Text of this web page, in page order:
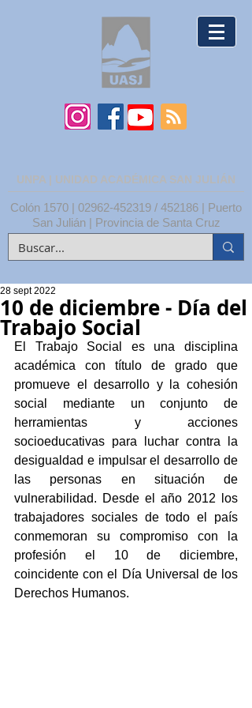
UNPA | UNIDAD ACADÉMICA SAN JULIÁN
Colón 1570 | 02962-452319 / 452186 | Puerto
San Julián | Provincia de Santa Cruz
10 de diciembre - Día del
Trabajo Social
28 sept 2022
El Trabajo Social es una disciplina
académica con título de grado que
promueve el desarrollo y la cohesión
social mediante un conjunto de
herramientas y acciones
socioeducativas para luchar contra la
desigualdad e impulsar el desarrollo de
las personas en situación de
vulnerabilidad. Desde el año 2012 los
trabajadores sociales de todo el país
conmemoran su compromiso con la
profesión el 10 de diciembre,
coincidente con el Día Universal de los
Derechos Humanos.